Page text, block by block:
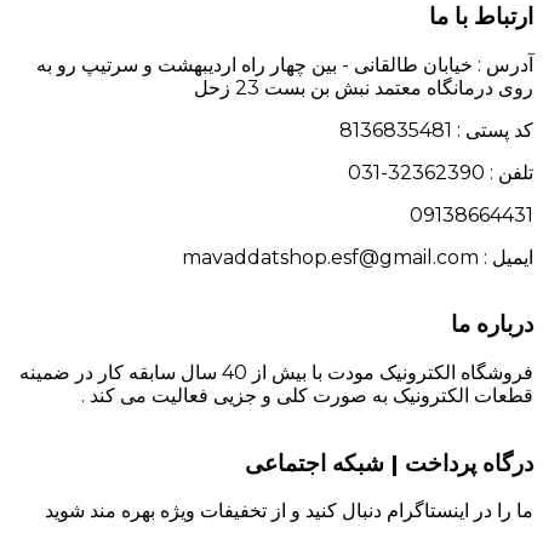
ارتباط با ما
آدرس : خیابان طالقانی - بین چهار راه اردیبهشت و سرتیپ رو به
روی درمانگاه معتمد نبش بن بست 23 زحل
کد پستی : 8136835481
تلفن : 32362390-031
09138664431
ایمیل : mavaddatshop.esf@gmail.com
درباره ما
فروشگاه الکترونیک مودت با بیش از 40 سال سابقه کار در ضمینه
قطعات الکترونیک به صورت کلی و جزیی فعالیت می کند .
درگاه پرداخت | شبکه اجتماعی
ما را در اینستاگرام دنبال کنید و از تخفیفات ویژه بهره مند شوید